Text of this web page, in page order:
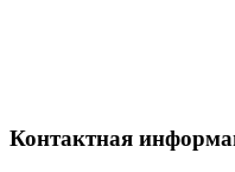
Контактная